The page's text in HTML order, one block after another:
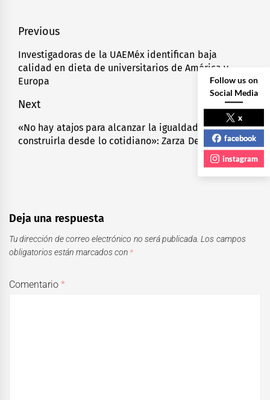
Navegación
de
entradas
Previous
Previous
post:
Investigadoras de la UAEMéx identifican baja
calidad en dieta de universitarios de América y
Europa
Next
Next
post:
«No hay atajos para alcanzar la igualdad, la ruta es
construirla desde lo cotidiano»: Zarza Delgado
Deja una respuesta
Tu dirección de correo electrónico no será publicada. Los campos
obligatorios están marcados con *
Comentario*
Follow us on
Social Media
x
facebook
instagram